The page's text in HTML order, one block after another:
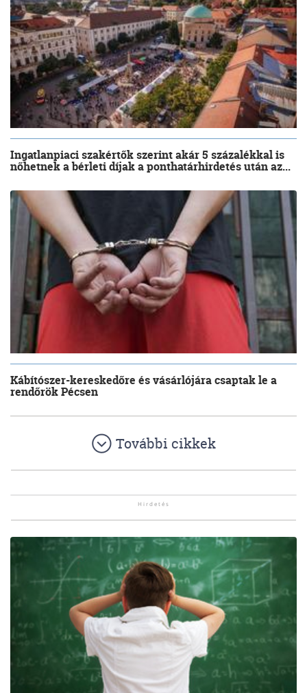
Ingatlanpiaci szakértők szerint akár 5 százalékkal is
nőhetnek a bérleti díjak a ponthatárhirdetés után az...
Kábítószer-kereskedőre és vásárlójára csaptak le a
rendőrök Pécsen
További cikkek